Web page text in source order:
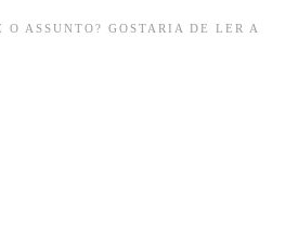
O ASSUNTO? GOSTARIA DE LER A